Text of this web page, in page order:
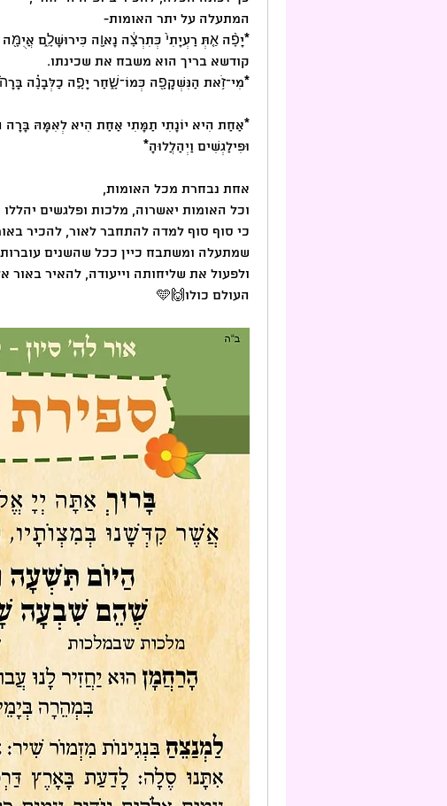
המתעלה על יתר האומות-
*יָפָ֨ה אַ֤תְּ רַעְיָתִי֙ כְּתִרְצָ֔ה נָאוָ֖ה כִּירוּשָׁלִָ֑ם אֲיֻמָּ֖ה
קודשא בריך הוא משבח את שכינתו.
*מִי־זֹ֥את הַנִּשְׁקָפָ֖ה כְּמוֹ־שָׁ֑חַר יָפָ֣ה כַלְּבָנָ֗ה
וּפִילַגְשִׁים וַיְהַלֲלוּהָ*
אחת נבחרת מכל האומות,
וכל האומות יאשרוה, מלכות ופלגשים
כי סוף סוף למדה להתחבר לאור, להכיר
שמתעלה ומשתבח כיין ככל שהשנים
העולם כולו🙌🩵